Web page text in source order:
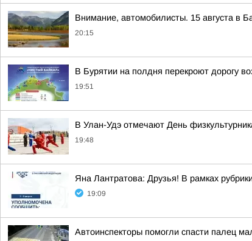
Внимание, автомобилисты. 15 августа в
20:15
В Бурятии на полдня перекроют дорогу
19:51
В Улан-Удэ отмечают День
19:48
Яна Лантратова: Друзья! В рамках
19:09
Автоинспекторы помогли спасти палец